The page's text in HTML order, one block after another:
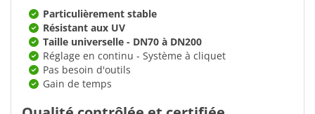
Particulièrement stable
Résistant aux UV
Taille universelle - DN70 à DN200
Réglage en continu - Système à cliquet
Pas besoin d'outils
Gain de temps